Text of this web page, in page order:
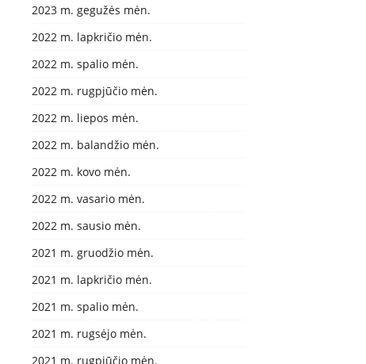
2023 m. gegužės mėn.
2022 m. lapkričio mėn.
2022 m. spalio mėn.
2022 m. rugpjūčio mėn.
2022 m. liepos mėn.
2022 m. balandžio mėn.
2022 m. kovo mėn.
2022 m. vasario mėn.
2022 m. sausio mėn.
2021 m. gruodžio mėn.
2021 m. lapkričio mėn.
2021 m. spalio mėn.
2021 m. rugsėjo mėn.
2021 m. rugpjūčio mėn.